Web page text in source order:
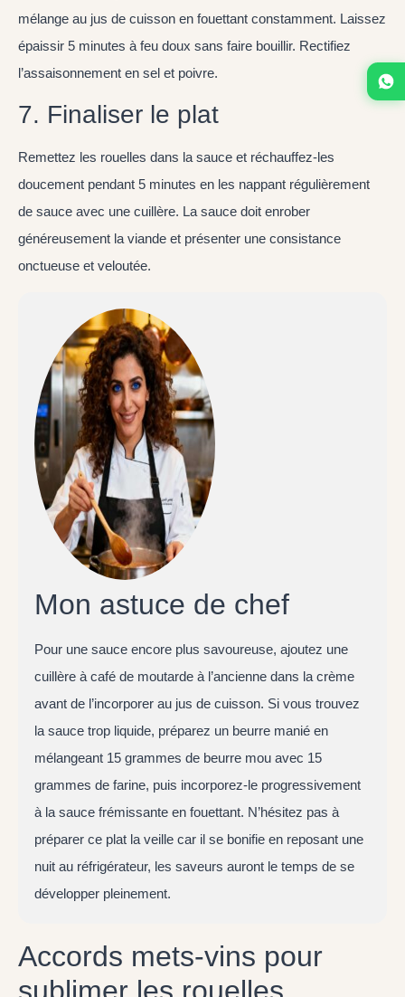
mélange au jus de cuisson en fouettant constamment. Laissez
épaissir 5 minutes à feu doux sans faire bouillir. Rectifiez
l’assaisonnement en sel et poivre.
7. Finaliser le plat
Remettez les rouelles dans la sauce et réchauffez-les
doucement pendant 5 minutes en les nappant régulièrement
de sauce avec une cuillère. La sauce doit enrober
généreusement la viande et présenter une consistance
onctueuse et veloutée.
Mon astuce de chef
Pour une sauce encore plus savoureuse, ajoutez une
cuillère à café de moutarde à l’ancienne dans la crème
avant de l’incorporer au jus de cuisson. Si vous trouvez
la sauce trop liquide, préparez un beurre manié en
mélangeant 15 grammes de beurre mou avec 15
grammes de farine, puis incorporez-le progressivement
à la sauce frémissante en fouettant. N’hésitez pas à
préparer ce plat la veille car il se bonifie en reposant une
nuit au réfrigérateur, les saveurs auront le temps de se
développer pleinement.
Accords mets-vins pour